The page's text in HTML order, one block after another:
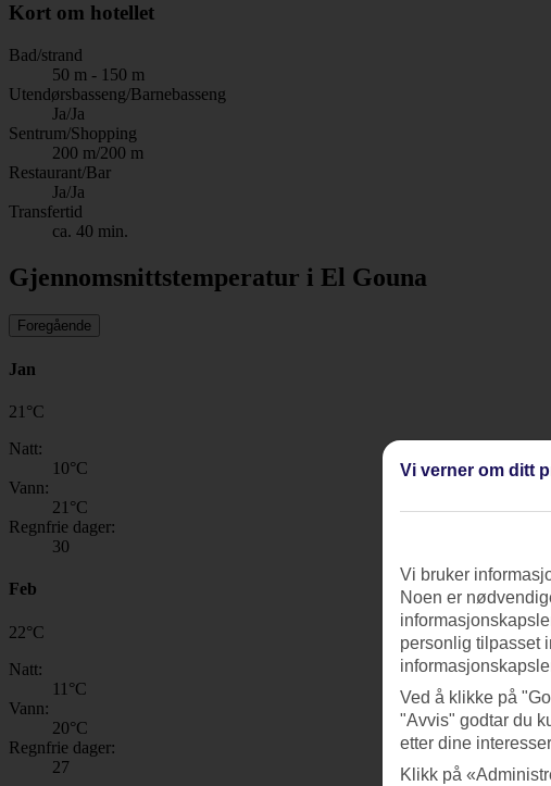
Kort om hotellet
Bad/strand
50 m - 150 m
Utendørsbasseng/Barnebasseng
Ja/Ja
Sentrum/Shopping
200 m/200 m
Restaurant/Bar
Ja/Ja
Transfertid
ca. 40 min.
Gjennomsnittstemperatur i El Gouna
Foregående
Jan
21 °C
Natt:
10°C
Vann:
21 °C
Regnfrie dager:
30
Feb
22°C
Natt:
11 °C
Vann:
20°C
Regnfrie dager:
27
Vi verner om ditt
Vi bruker
Noen er
personlig tilpasset
Ved å klikke på
"Avvis" godtar du
etter dine
Klikk på